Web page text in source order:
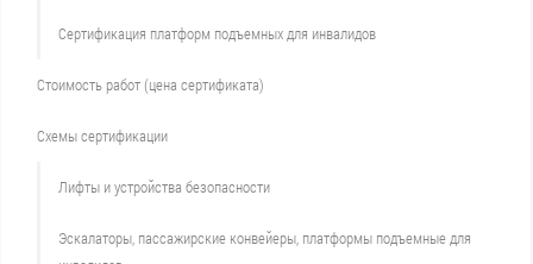
Сертификация платформ подъемных для инвалидов
Стоимость работ (цена сертификата)
Схемы сертификации
Лифты и устройства безопасности
Эскалаторы, пассажирские конвейеры, платформы подъемные для